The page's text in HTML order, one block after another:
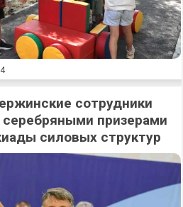
сотрудники
призерами
силовых структур